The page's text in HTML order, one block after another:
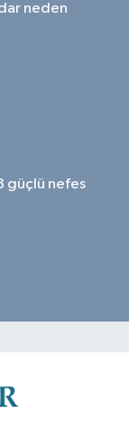
neden
güçlü nefes